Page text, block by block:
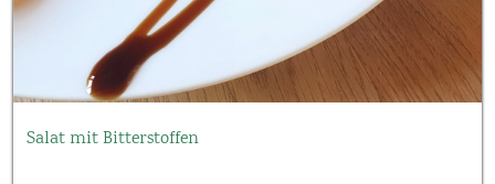
Salat mit Bitterstoffen